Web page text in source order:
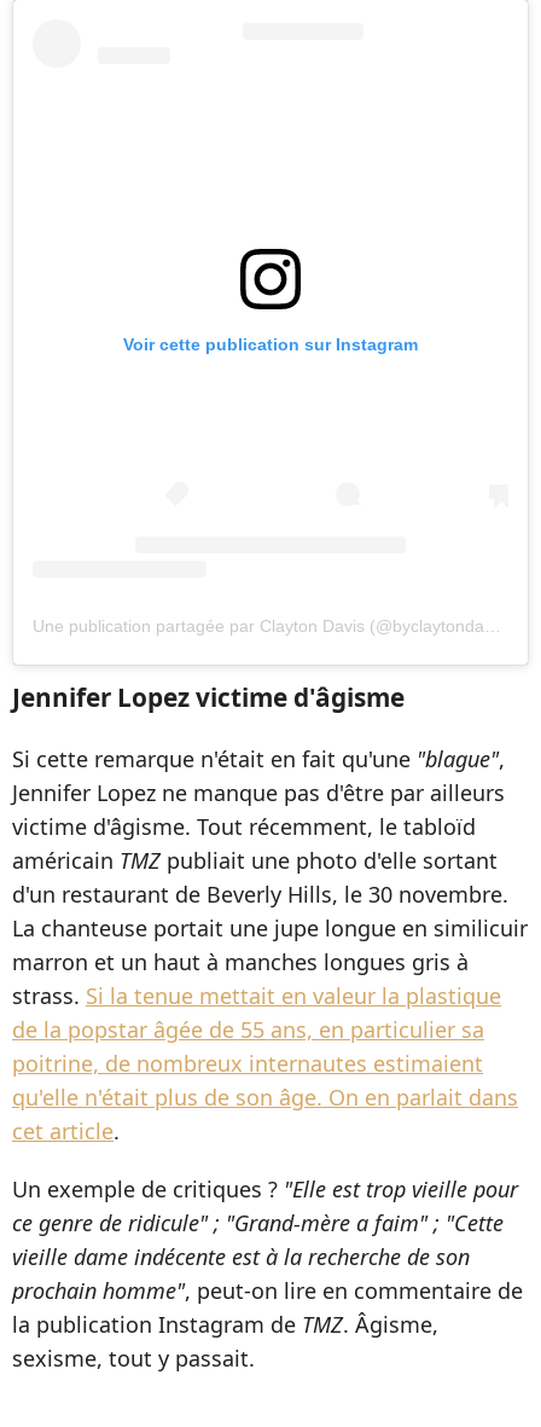
Voir cette publication sur Instagram
Jennifer Lopez victime d'âgisme
Si cette remarque n'était en fait qu'une "blague",
Jennifer Lopez ne manque pas d'être par ailleurs
victime d'âgisme. Tout récemment, le tabloïd
américain TMZ publiait une photo d'elle sortant
d'un restaurant de Beverly Hills, le 30 novembre.
La chanteuse portait une jupe longue en similicuir
marron et un haut à manches longues gris à
strass. Si la tenue mettait en valeur la plastique
de la popstar âgée de 55 ans, en particulier sa
poitrine, de nombreux internautes estimaient
qu'elle n'était plus de son âge. On en parlait dans
cet article.
Un exemple de critiques ? "Elle est trop vieille pour
ce genre de ridicule" ; "Grand-mère a faim" ; "Cette
vieille dame indécente est à la recherche de son
prochain homme", peut-on lire en commentaire de
la publication Instagram de TMZ. Âgisme,
sexisme, tout y passait.